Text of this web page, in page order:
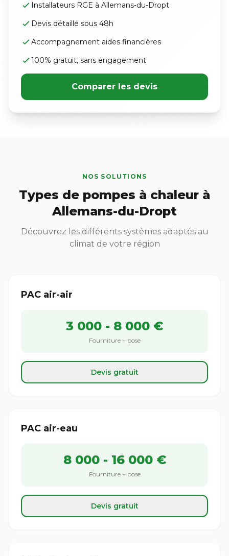
Installateurs RGE à Allemans-du-Dropt
Devis détaillé sous 48h
Accompagnement aides financières
100% gratuit, sans engagement
Comparer les devis
NOS SOLUTIONS
Types de pompes à chaleur à
Allemans-du-Dropt
Découvrez les différents systèmes adaptés au
climat de votre région
PAC air-air
3 000 - 8 000 €
Fourniture + pose
Devis gratuit
PAC air-eau
8 000 - 16 000 €
Fourniture + pose
Devis gratuit